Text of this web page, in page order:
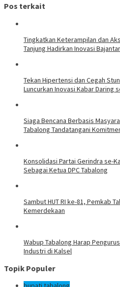
Pos terkait
Tingkatkan Keterampilan dan
Tanjung Hadirkan Inovasi
Tekan Hipertensi dan Cegah
Luncurkan Inovasi Kabar Daring
Siaga Bencana Berbasis
Tabalong Tandatangani
Konsolidasi Partai Gerindra se-
Sebagai Ketua DPC Tabalong
Sambut HUT RI ke-81, Pemkab
Kemerdekaan
Wabup Tabalong Harap
Industri di Kalsel
Topik Populer